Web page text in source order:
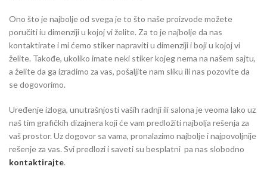
Ono što je najbolje od svega je to što naše proizvode možete
poručiti iu dimenziji u kojoj vi želite. Za to je najbolje da nas
kontaktirate i mi ćemo stiker napraviti u dimenziji i boji u kojoj vi
želite. Takođe, ukoliko imate neki stiker kojeg nema na našem sajtu,
a želite da ga izradimo za vas, pošaljite nam sliku ili nas pozovite da
se dogovorimo.
Uređenje izloga, unutrašnjosti vaših radnji ili salona je veoma lako uz
naš tim grafičkih dizajnera koji će vam predložiti najbolja rešenja za
vaš prostor. Uz dogovor sa vama, pronalazimo najbolje i najpovoljnije
rešenje za vas. Svi predlozi i saveti su besplatni pa nas slobodno
kontaktirajte.